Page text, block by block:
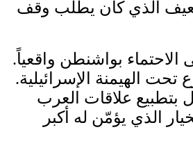
الذي كان يطلب وقف
الاحتماء بواشنطن واقعياً.
الهيمنة الإسرائيلية.
علاقات العرب
الذي يؤمّن له أكبر